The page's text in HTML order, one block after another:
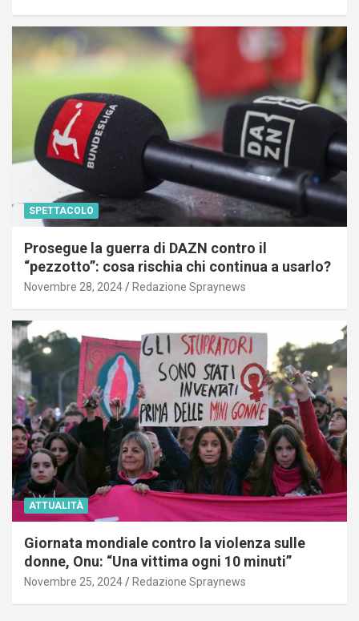
SPETTACOLO
Prosegue la guerra di DAZN contro il
“pezzotto”: cosa rischia chi continua a usarlo?
Novembre 28, 2024 Redazione Spraynews
ATTUALITÀ
Giornata mondiale contro la violenza sulle
donne, Onu: “Una vittima ogni 10 minuti”
Novembre 25, 2024 Redazione Spraynews